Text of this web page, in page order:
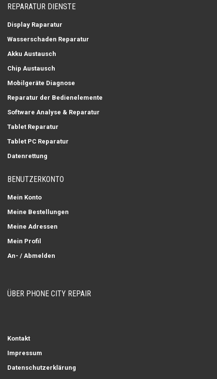
REPARATUR DIENSTE
Display Raparatur
Wasserschaden Reparatur
Akku Austausch
Chip Austausch
Mobilgeräte Diagnose
Reparatur der Bedienelemente
Software Analyse & Reparatur
Tablet Reparatur
Tablet PC Reparatur
Datenrettung
BENUTZERKONTO
Mein Konto
Meine Bestellungen
Meine Adressen
Mein Profil
An- / Abmelden
ÜBER PHONE CITY REPAIR
Kontakt
Impressum
Datenschutzerklärung